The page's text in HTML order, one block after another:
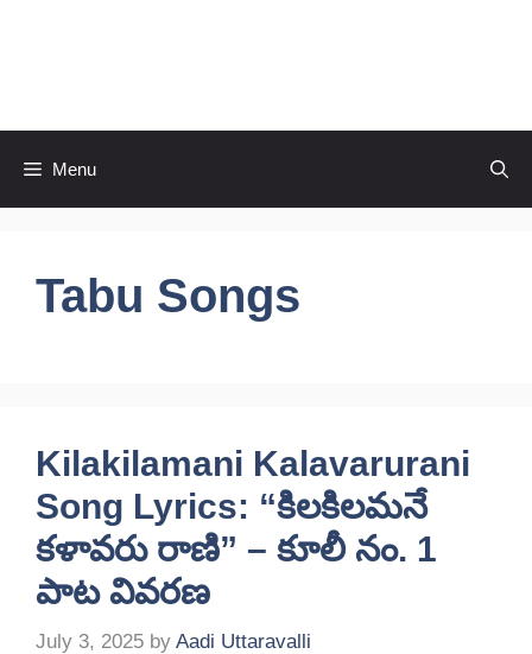
Menu
Tabu Songs
Kilakilamani Kalavarurani
Song Lyrics: “కిలకిలమనే
కళావరు రాణి” – కూలీ నం. 1
పాట వివరణ
July 3, 2025 by Aadi Uttaravalli